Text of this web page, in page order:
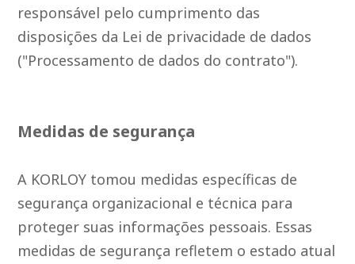
responsável pelo cumprimento das
disposições da Lei de privacidade de dados
("Processamento de dados do contrato").
Medidas de segurança
A KORLOY tomou medidas específicas de
segurança organizacional e técnica para
proteger suas informações pessoais. Essas
medidas de segurança refletem o estado atual